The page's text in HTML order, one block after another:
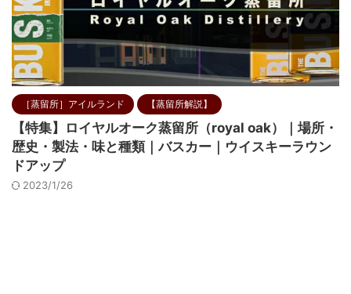
［蒸留所］アイルランド 【蒸留所解説】
【特集】ロイヤルオーク蒸留所（royal oak）｜場所・
歴史・製法・味と種類｜バスカー｜ウイスキーラウン
ドアップ
2023/1/26